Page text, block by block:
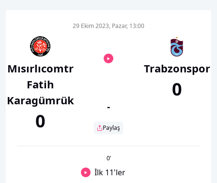
Mısırlıcomtr
Fatih
Karagümrük
0
29 Ekim 2023, Pazar, 13:00
-
Paylaş
Trabzonspor
0
0’
İlk 11'ler